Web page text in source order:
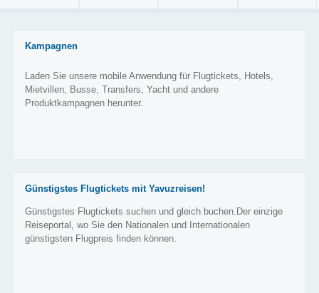
Kampagnen
Laden Sie unsere mobile Anwendung für Flugtickets, Hotels,
Mietvillen, Busse, Transfers, Yacht und andere
Produktkampagnen herunter.
Günstigstes Flugtickets mit Yavuzreisen!
Günstigstes Flugtickets suchen und gleich buchen.Der einzige
Reiseportal, wo Sie den Nationalen und Internationalen
günstigsten Flugpreis finden können.